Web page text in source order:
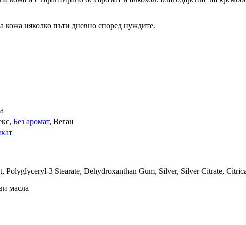
кожа няколко пъти дневно според нуждите.
Без аромат, Веган
3 Stearate, Dehydroxanthan Gum, Silver, Silver Citrate,
масла